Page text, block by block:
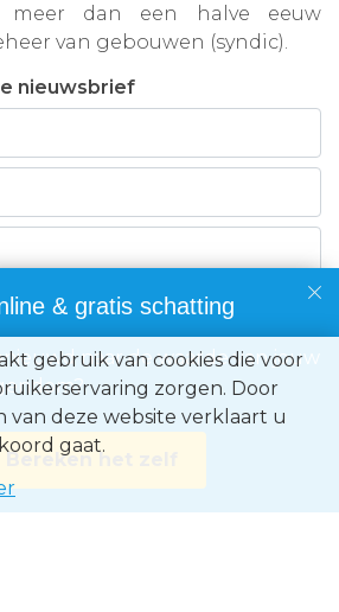
& gratis schatting
naar de waarde van jouw
Bereken het zelf
meer dan een halve eeuw
van gebouwen (syndic).
nieuwsbrief
privacyvoorwaarden
gebruik van cookies die voor
zorgen. Door
van deze website verklaart u
gaat.